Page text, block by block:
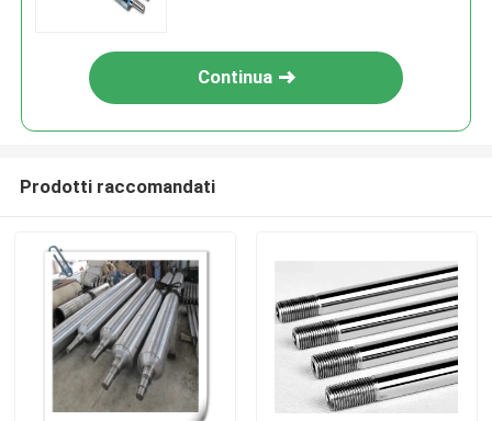
Continua
Prodotti raccomandati